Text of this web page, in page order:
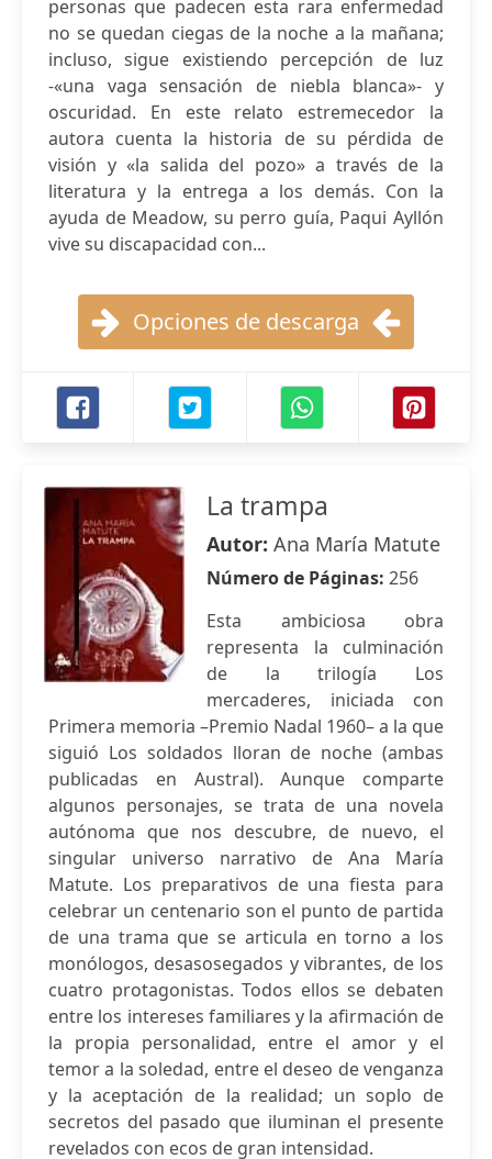
personas que padecen esta rara enfermedad
no se quedan ciegas de la noche a la mañana;
incluso, sigue existiendo percepción de luz
-«una vaga sensación de niebla blanca»- y
oscuridad. En este relato estremecedor la
autora cuenta la historia de su pérdida de
visión y «la salida del pozo» a través de la
literatura y la entrega a los demás. Con la
ayuda de Meadow, su perro guía, Paqui Ayllón
vive su discapacidad con...
Opciones de descarga
La trampa
Autor: Ana María Matute
Número de Páginas: 256
Esta ambiciosa obra
representa la culminación
de la trilogía Los
mercaderes, iniciada con
Primera memoria –Premio Nadal 1960– a la que
siguió Los soldados lloran de noche (ambas
publicadas en Austral). Aunque comparte
algunos personajes, se trata de una novela
autónoma que nos descubre, de nuevo, el
singular universo narrativo de Ana María
Matute. Los preparativos de una fiesta para
celebrar un centenario son el punto de partida
de una trama que se articula en torno a los
monólogos, desasosegados y vibrantes, de los
cuatro protagonistas. Todos ellos se debaten
entre los intereses familiares y la afirmación de
la propia personalidad, entre el amor y el
temor a la soledad, entre el deseo de venganza
y la aceptación de la realidad; un soplo de
secretos del pasado que iluminan el presente
revelados con ecos de gran intensidad.